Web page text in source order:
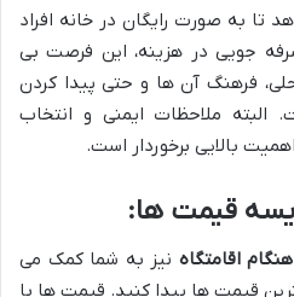
تا به صورت رایگان در خانه افراد
جویی در هزینه، این فرصت بی
فرهنگ آن ها و حتی پیدا کردن
البته ملاحظات ایمنی و انتخاب
بالایی برخوردار است.
قیمت ها:
اقامتگاه نیز به شما کمک می
قیمت ها پیدا کنید. قیمت ها با